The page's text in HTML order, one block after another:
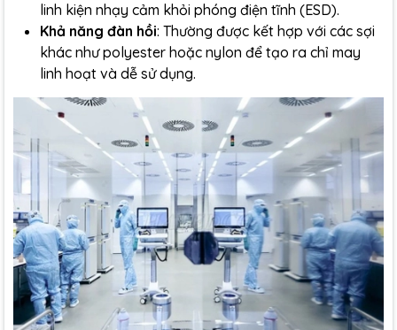
linh kiện nhạy cảm khỏi phóng điện tĩnh (ESD).
Khả năng đàn hồi: Thường được kết hợp với các sợi
khác như polyester hoặc nylon để tạo ra chỉ may
linh hoạt và dễ sử dụng.